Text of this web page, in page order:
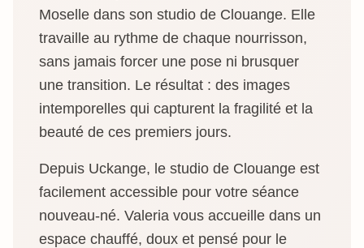
Moselle dans son studio de Clouange. Elle
travaille au rythme de chaque nourrisson,
sans jamais forcer une pose ni brusquer
une transition. Le résultat : des images
intemporelles qui capturent la fragilité et la
beauté de ces premiers jours.
Depuis Uckange, le studio de Clouange est
facilement accessible pour votre séance
nouveau-né. Valeria vous accueille dans un
espace chauffé, doux et pensé pour le